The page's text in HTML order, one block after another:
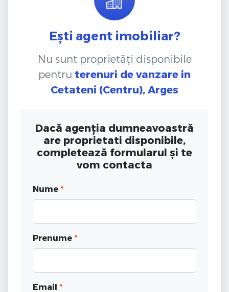
Ești agent imobiliar?
Nu sunt proprietăți disponibile
pentru terenuri de vanzare in
Cetateni (Centru), Arges
Dacă agenția dumneavoastră
are proprietati disponibile,
completează formularul și te
vom contacta
Nume *
Prenume *
Email *